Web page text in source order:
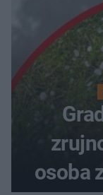
osoba